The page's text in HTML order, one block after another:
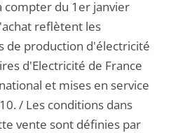
compter du 1er janvier
reflètent les
de production d'électricité
d'Electricité de France
et mises en service
/ Les conditions dans
vente sont définies par